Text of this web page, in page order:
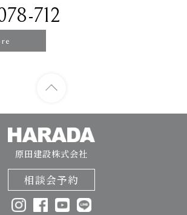
712
原田建設株式会社
相談会予約